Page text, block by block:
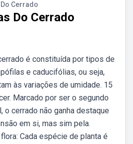
Cerrado
Do Cerrado
é constituída por tipos de
e caducifólias, ou seja,
às variações de umidade. 15
Marcado por ser o segundo
o cerrado não ganha destaque
em si, mas sim pela.
Cada espécie de planta é